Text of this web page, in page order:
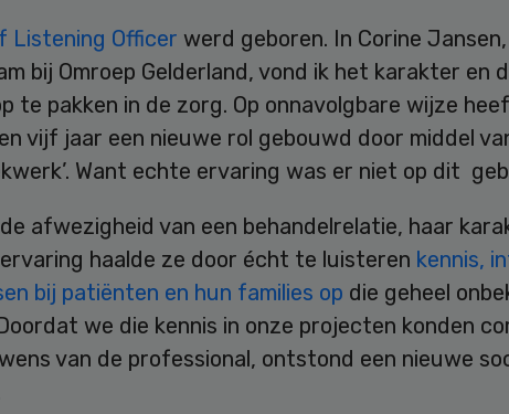
Listening Officer werd geboren. In Corine
bij Omroep Gelderland, vond ik het karakter en
te pakken in de zorg. Op onnavolgbare wijze
vijf jaar een nieuwe rol gebouwd door middel
Want echte ervaring was er niet op dit
afwezigheid van een behandelrelatie, haar
haalde ze door écht te luisteren kennis,
bij patiënten en hun families op die geheel
we die kennis in onze projecten konden
van de professional, ontstond een nieuwe